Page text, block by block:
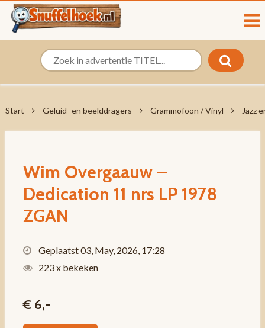
Start Geluid- en beelddragers Grammofoon / Vinyl Jazz
Wim Overgaauw –
Dedication 11 nrs LP 1978
ZGAN
Geplaatst 03, May, 2026, 17:28
223 x bekeken
€ 6,-